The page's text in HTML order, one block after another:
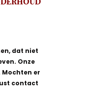
dat niet
Onze
Mochten er
contact